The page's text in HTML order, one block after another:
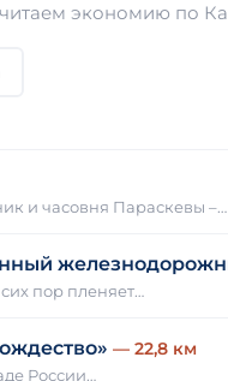
экономию по
и часовня Параскевы –…
пор пленяет…
— 22,8 км
России…